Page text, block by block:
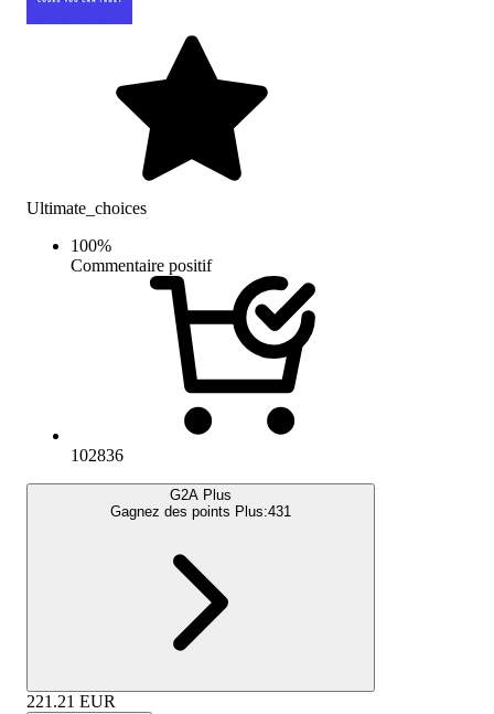
Ultimate_choices
100%
Commentaire positif
102836
G2A Plus
Gagnez des points Plus:431
221.21 EUR